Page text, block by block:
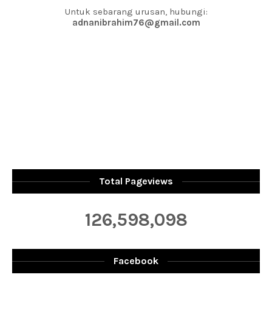
Untuk sebarang urusan, hubungi:
adnanibrahim76@gmail.com
Total Pageviews
126,598,098
Facebook